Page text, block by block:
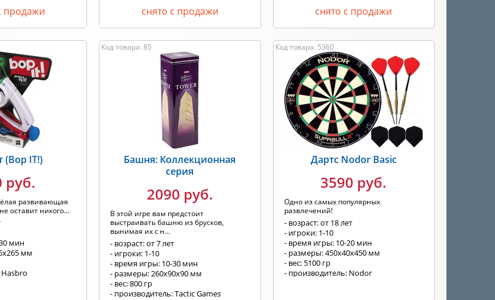
продажи снято с продажи снято с продажи
(Bop IT!)
руб.
развивающая
оставит никого...
мин
мм
Код товара: 85
Башня: Коллекционная
серия
2090 руб.
В этой игре вам предстоит
выстраивать башню из брусков,
вынимая их с н...
- возраст: от 7 лет
- игроки: 1-10
- время игры: 10-30 мин
- размеры: 260x90x90 мм
- вес: 800 гр
- производитель: Tactic Games
Код товара: 5360
Дартс Nodor Basic
3590 руб.
Одно из самых популярных
развлечений!
- возраст: от 18 лет
- игроки: 1-10
- время игры: 10-20 мин
- размеры: 450х40х450 мм
- вес: 5100 гр
- производитель: Nodor